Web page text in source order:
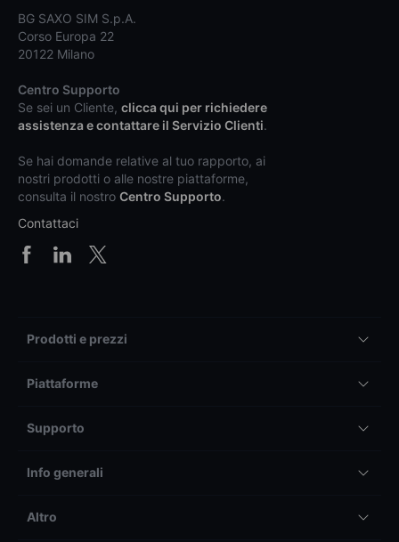
BG SAXO SIM S.p.A.
Corso Europa 22
20122 Milano
Centro Supporto
Se sei un Cliente, clicca qui per richiedere
assistenza e contattare il Servizio Clienti.
Se hai domande relative al tuo rapporto, ai
nostri prodotti o alle nostre piattaforme,
consulta il nostro Centro Supporto.
Contattaci
Prodotti e prezzi
Piattaforme
Supporto
Info generali
Altro